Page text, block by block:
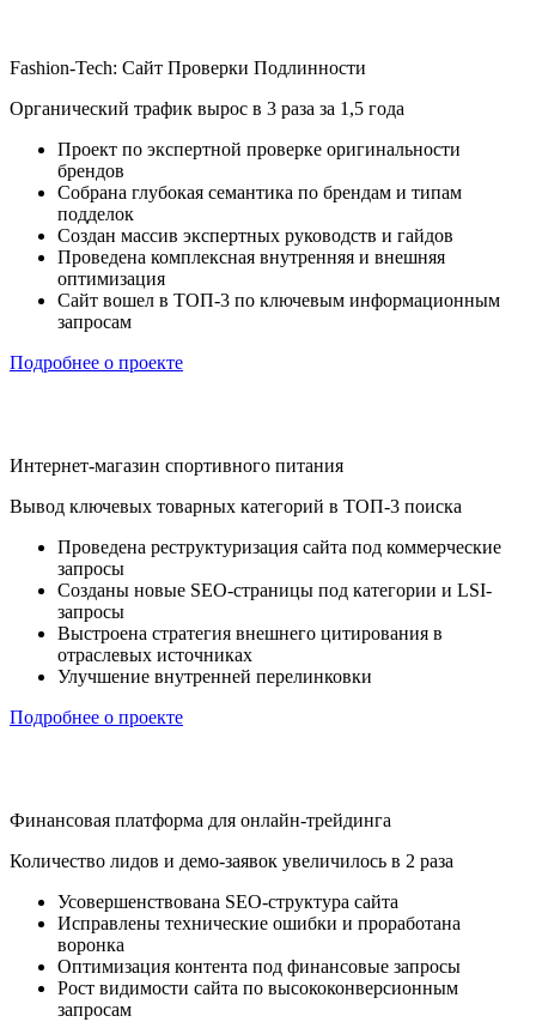
Fashion-Tech: Сайт Проверки Подлинности
Органический трафик вырос в 3 раза за 1,5 года
Проект по экспертной проверке оригинальности
брендов
Собрана глубокая семантика по брендам и типам
подделок
Создан массив экспертных руководств и гайдов
Проведена комплексная внутренняя и внешняя
оптимизация
Сайт вошел в ТОП-3 по ключевым информационным
запросам
Подробнее о проекте
Интернет-магазин спортивного питания
Вывод ключевых товарных категорий в ТОП-3 поиска
Проведена реструктуризация сайта под коммерческие
запросы
Созданы новые SEO-страницы под категории и LSI-
запросы
Выстроена стратегия внешнего цитирования в
отраслевых источниках
Улучшение внутренней перелинковки
Подробнее о проекте
Финансовая платформа для онлайн-трейдинга
Количество лидов и демо-заявок увеличилось в 2 раза
Усовершенствована SEO-структура сайта
Исправлены технические ошибки и проработана
воронка
Оптимизация контента под финансовые запросы
Рост видимости сайта по высококонверсионным
запросам